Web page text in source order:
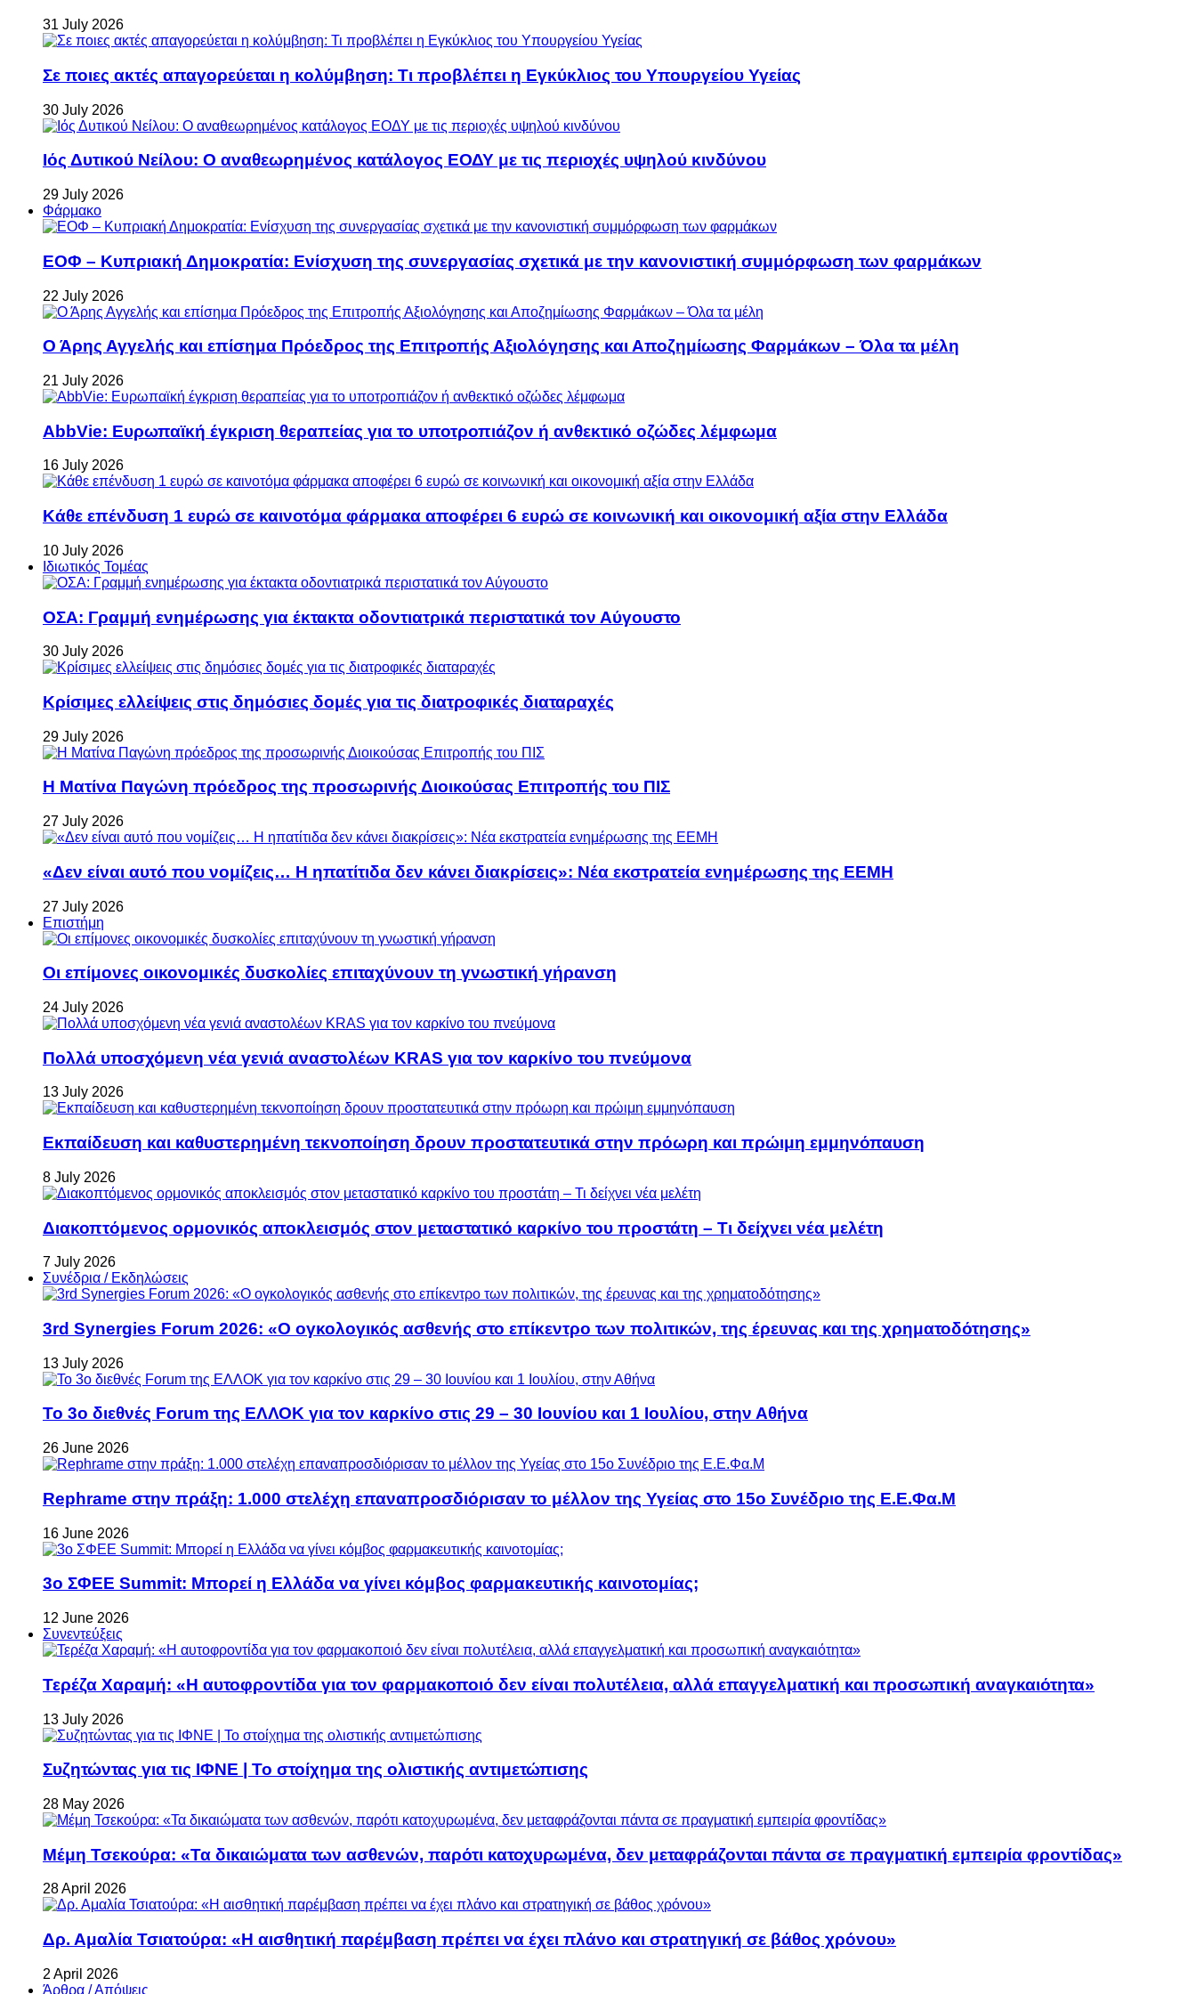
31 July 2026
Σε ποιες ακτές απαγορεύεται η κολύμβηση: Τι προβλέπει η Εγκύκλιος του Υπουργείου Υγείας
30 July 2026
Ιός Δυτικού Νείλου: Ο αναθεωρημένος κατάλογος ΕΟΔΥ με τις περιοχές υψηλού κινδύνου
29 July 2026
Φάρμακο
ΕΟΦ – Κυπριακή Δημοκρατία: Ενίσχυση της συνεργασίας σχετικά με την κανονιστική συμμόρφωση των φαρμάκων
22 July 2026
Ο Άρης Αγγελής και επίσημα Πρόεδρος της Επιτροπής Αξιολόγησης και Αποζημίωσης Φαρμάκων – Όλα τα μέλη
21 July 2026
AbbVie: Ευρωπαϊκή έγκριση θεραπείας για το υποτροπιάζον ή ανθεκτικό οζώδες λέμφωμα
16 July 2026
Κάθε επένδυση 1 ευρώ σε καινοτόμα φάρμακα αποφέρει 6 ευρώ σε κοινωνική και οικονομική αξία στην Ελλάδα
10 July 2026
Ιδιωτικός Τομέας
ΟΣΑ: Γραμμή ενημέρωσης για έκτακτα οδοντιατρικά περιστατικά τον Αύγουστο
30 July 2026
Κρίσιμες ελλείψεις στις δημόσιες δομές για τις διατροφικές διαταραχές
29 July 2026
Η Ματίνα Παγώνη πρόεδρος της προσωρινής Διοικούσας Επιτροπής του ΠΙΣ
27 July 2026
«Δεν είναι αυτό που νομίζεις… Η ηπατίτιδα δεν κάνει διακρίσεις»: Νέα εκστρατεία ενημέρωσης της ΕΕΜΗ
27 July 2026
Επιστήμη
Οι επίμονες οικονομικές δυσκολίες επιταχύνουν τη γνωστική γήρανση
24 July 2026
Πολλά υποσχόμενη νέα γενιά αναστολέων KRAS για τον καρκίνο του πνεύμονα
13 July 2026
Εκπαίδευση και καθυστερημένη τεκνοποίηση δρουν προστατευτικά στην πρόωρη και πρώιμη εμμηνόπαυση
8 July 2026
Διακοπτόμενος ορμονικός αποκλεισμός στον μεταστατικό καρκίνο του προστάτη – Τι δείχνει νέα μελέτη
7 July 2026
Συνέδρια / Εκδηλώσεις
3rd Synergies Forum 2026: «Ο ογκολογικός ασθενής στο επίκεντρο των πολιτικών, της έρευνας και της χρηματοδότησης»
13 July 2026
Το 3ο διεθνές Forum της ΕΛΛΟΚ για τον καρκίνο στις 29 – 30 Ιουνίου και 1 Ιουλίου, στην Αθήνα
26 June 2026
Rephrame στην πράξη: 1.000 στελέχη επαναπροσδιόρισαν το μέλλον της Υγείας στο 15ο Συνέδριο της Ε.Ε.Φα.Μ
16 June 2026
3ο ΣΦΕΕ Summit: Μπορεί η Ελλάδα να γίνει κόμβος φαρμακευτικής καινοτομίας;
12 June 2026
Συνεντεύξεις
Τερέζα Χαραμή: «Η αυτοφροντίδα για τον φαρμακοποιό δεν είναι πολυτέλεια, αλλά επαγγελματική και προσωπική αναγκαιότητα»
13 July 2026
Συζητώντας για τις ΙΦΝΕ | Το στοίχημα της ολιστικής αντιμετώπισης
28 May 2026
Μέμη Τσεκούρα: «Τα δικαιώματα των ασθενών, παρότι κατοχυρωμένα, δεν μεταφράζονται πάντα σε πραγματική εμπειρία φροντίδας»
28 April 2026
Δρ. Αμαλία Τσιατούρα: «Η αισθητική παρέμβαση πρέπει να έχει πλάνο και στρατηγική σε βάθος χρόνου»
2 April 2026
Άρθρα / Απόψεις